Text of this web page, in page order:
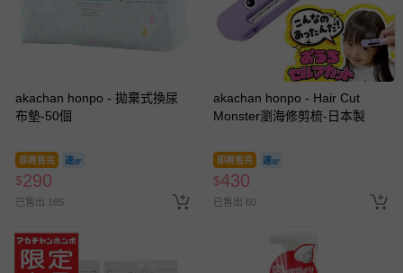
相關的退換貨辦理流程，可詳見： 退換貨 & 退款問題
運送服務：目前提供的運送僅限台灣本島。如您位於離島地
區，可能會無法配送，或須依據商品需加收離島運費。廠商
費用，可能會另需加收。
商品實際的配達日期，可於訂單個人資料內的查詢訂單內，
已出貨通知之訊息為主。
如您收到商品，請依正常流程檢查是否完好，若商品遇瑕疵
情形，您可申請更換新品或退貨，請見：退貨的辦理流程
akachan honpo - 拋棄式換尿
布墊-50個
即將售完
$290
已售出 185
akachan honpo - Hair Cut
Monster瀏海修剪梳-日本製
即將售完
$430
已售出 60